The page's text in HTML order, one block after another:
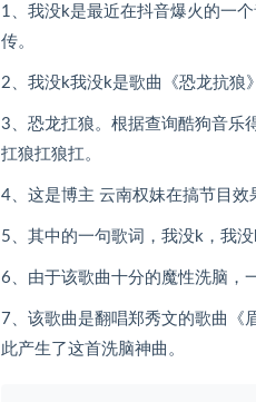
1、我没k是最近在抖音爆火的一
传。
2、我没k我没k是歌曲《恐龙抗狼
3、恐龙扛狼。根据查询酷狗音乐
扛狼扛狼扛。
4、这是博主 云南权妹在搞节目效
5、其中的一句歌词，我没k，我
6、由于该歌曲十分的魔性洗脑，
7、该歌曲是翻唱郑秀文的歌曲《
此产生了这首洗脑神曲。